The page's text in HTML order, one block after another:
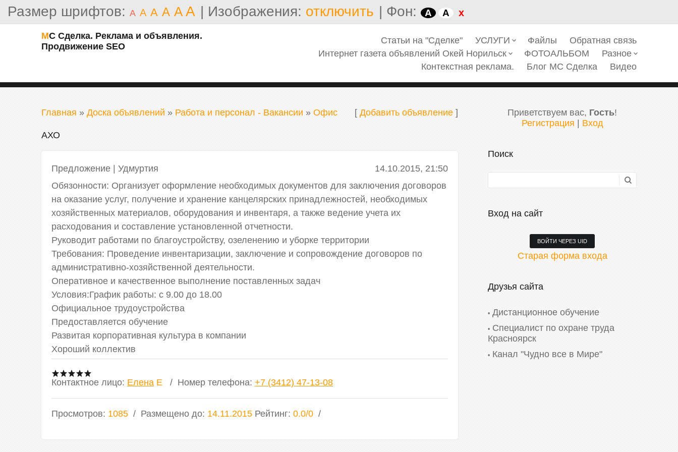
Размер шрифтов: A A A A A A | Изображения: отключить | Фон: A A x
МС Сделка. Реклама и объявления.
Продвижение SEO
Статьи на "Сделке" УСЛУГИ keyboard_arrow_down Файлы
Обратная связь
Интернет газета объявлений Окей Норильск keyboard_arrow_down ФОТОАЛЬБОМ Разное keyboard_arrow_down
Контекстная реклама. Блог МС Сделка Видео
Главная » Доска объявлений » Работа и персонал - Вакансии » Офис [ Добавить объявление ]
АХО
Предложение Удмуртия
14.10.2015, 21:50
Обязонности: Организует оформление необходимых документов для заключения договоров
на оказание услуг, получение и хранение канцелярских принадлежностей, необходимых
хозяйственных материалов, оборудования и инвентаря, а также ведение учета их
расходования и составление установленной отчетности.
Руководит работами по благоустройству, озеленению и уборке территории
Требования: Проведение инвентаризации, заключение и сопровождение договоров по
административно-хозяйственной деятельности.
Оперативное и качественное выполнение поставленных задач
Условия:График работы: с 9.00 до 18.00
Официальное трудоустройства
Предоставляется обучение
Развитая корпоративная культура в компании
Хороший коллектив
Контактное лицо: Елена E Номер телефона: +7 (3412) 47-13-08
Просмотров: 1085 Размещено до: 14.11.2015 Рейтинг: 0.0/0
Приветствуем вас, Гость!
Регистрация
Вход
Поиск
Вход на сайт
ВОЙТИ ЧЕРЕЗ UID
Старая форма входа
Друзья сайта
Дистанционное обучение
Специалист по охране труда
Красноярск
Канал "Чудно все в Мире"